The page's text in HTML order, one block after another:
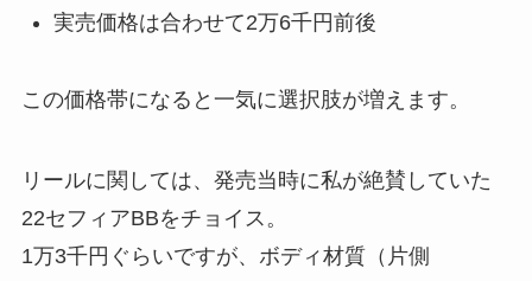
実売価格は合わせて2万6千円前後
この価格帯になると一気に選択肢が増えます。
リールに関しては、発売当時に私が絶賛していた
22セフィアBBをチョイス。
1万3千円ぐらいですが、ボディ材質（片側